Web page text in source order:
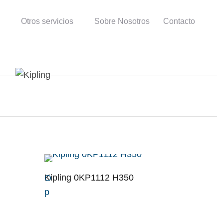
Otros servicios Sobre Nosotros Contacto
O
p
Kipling 0KP1112 H350